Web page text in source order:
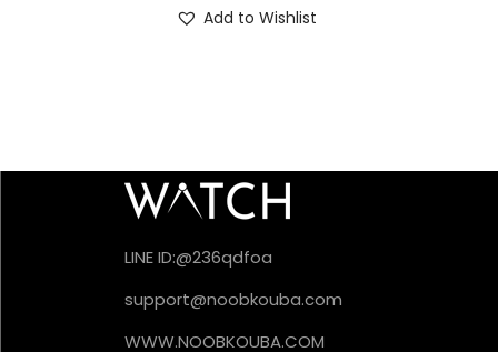
Add to Wishlist
LINE ID:@236qdfoa
support@noobkouba.com
WWW.NOOBKOUBA.COM